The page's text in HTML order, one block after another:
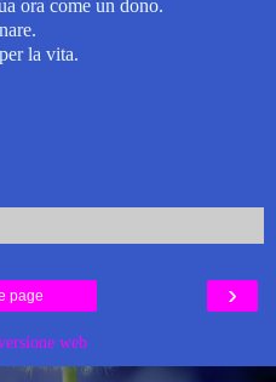
ora come un dono.
la vita.
›
page
web